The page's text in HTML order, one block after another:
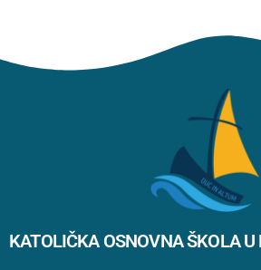
KATOLIČKA OSNOVNA ŠKOLA U